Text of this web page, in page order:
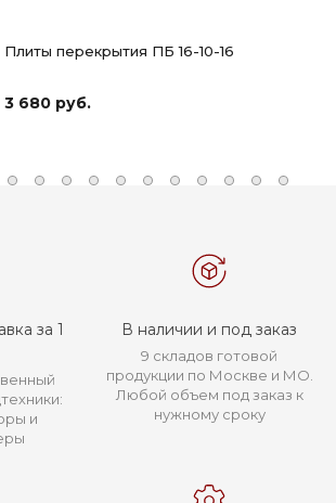
Плиты перекрытия ПБ 16-10-16
3 680 руб.
за 1
и
В наличии и под заказ
9 складов готовой
продукции по Москве и МО.
Любой объем под заказ к
нужному сроку